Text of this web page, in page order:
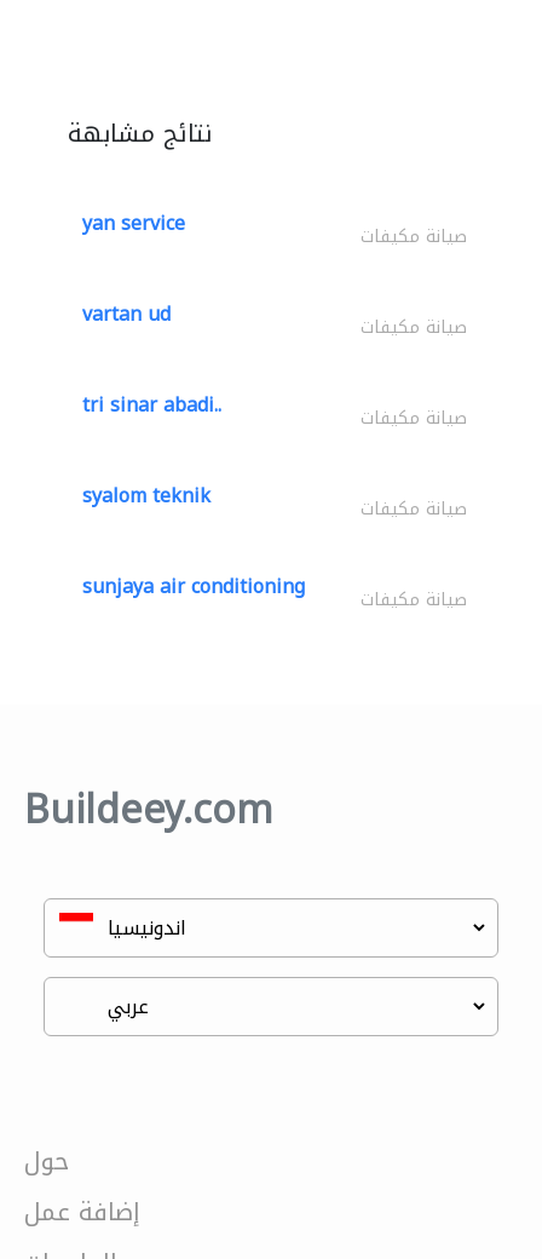
نتائج مشابهة
yan service صيانة مكيفات
vartan ud صيانة مكيفات
tri sinar abadi.. صيانة مكيفات
syalom teknik صيانة مكيفات
sunjaya air conditioning صيانة مكيفات
Buildeey.com
حول
إضافة عمل